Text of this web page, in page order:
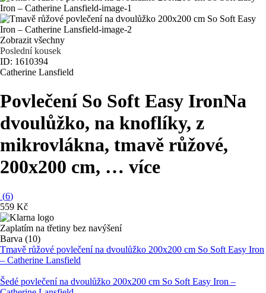
Zobrazit všechny
Poslední kousek
ID: 1610394
Catherine Lansfield
Povlečení So Soft Easy IronNa
dvoulůžko, na knoflíky, z
mikrovlákna, tmavě růžové,
200x200 cm, … více
(6)
559 Kč
Zaplatím na třetiny bez navýšení
Barva (10)
Tmavě růžové povlečení na dvoulůžko 200x200 cm So Soft Easy Iron
– Catherine Lansfield
Šedé povlečení na dvoulůžko 200x200 cm So Soft Easy Iron –